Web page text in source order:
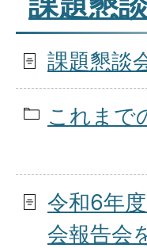
課題懇談
これまで
令和6年
会報告会